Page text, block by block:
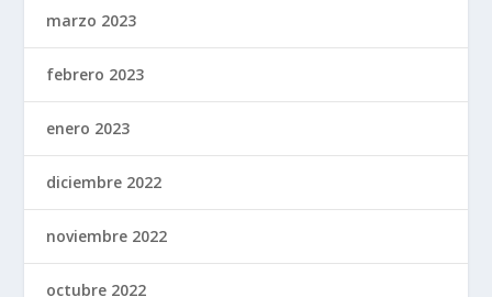
marzo 2023
febrero 2023
enero 2023
diciembre 2022
noviembre 2022
octubre 2022